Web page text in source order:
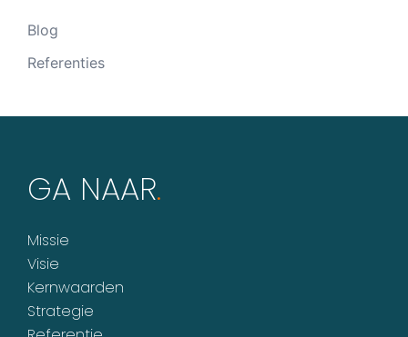
Blog
Referenties
GA NAAR.
Missie
Visie
Kernwaarden
Strategie